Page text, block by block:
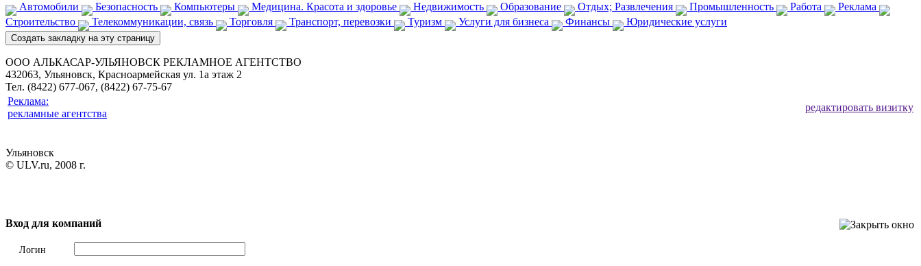
Автомобили Безопасность Компьютеры Медицина. Красота и здоровье Недвижимость Образование Отдых; Развлечения Промышленность Работа
Реклама
Строительство
Телекоммуникации, связь Торговля Транспорт, перевозки Туризм Услуги для бизнеса Финансы Юридические услуги
ООО АЛЬКАСАР-УЛЬЯНОВСК РЕКЛАМНОЕ АГЕНТСТВО
432063, Ульяновск, Красноармейская ул. 1а этаж 2
Тел. (8422) 677-067, (8422) 67-75-67
Реклама:
рекламные агентства
редактировать визитку
Ульяновск
© ULV.ru, 2008 г.
Вход для компаний
Логин